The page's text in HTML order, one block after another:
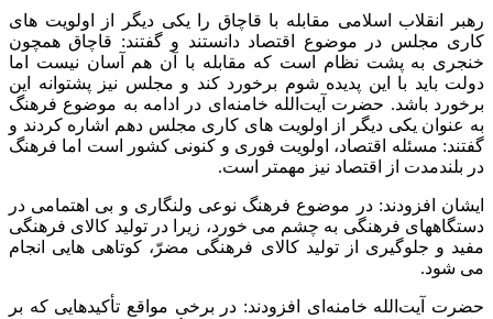
رهبر انقلاب اسلامی مقابله با قاچاق را یکی دیگر از اولویت های
کاری مجلس در موضوع اقتصاد دانستند و گفتند: قاچاق همچون
خنجری به پشت نظام است که مقابله با آن هم آسان نیست اما
دولت باید با این پدیده شوم برخورد کند و مجلس نیز پشتوانه این
برخورد باشد. حضرت آیت‌الله خامنه‌ای در ادامه به موضوع فرهنگ
به عنوان یکی دیگر از اولویت های کاری مجلس دهم اشاره کردند و
گفتند: مسئله اقتصاد، اولویت فوری و کنونی کشور است اما فرهنگ
در بلندمدت از اقتصاد نیز مهمتر است.
ایشان افزودند: در موضوع فرهنگ نوعی ولنگاری و بی اهتمامی در
دستگاههای فرهنگی به چشم می خورد، زیرا در تولید کالای فرهنگی
مفید و جلوگیری از تولید کالای فرهنگی مضرّ، کوتاهی هایی انجام
می شود.
حضرت آیت‌الله خامنه‌ای افزودند: در برخی مواقع تأکیدهایی که بر